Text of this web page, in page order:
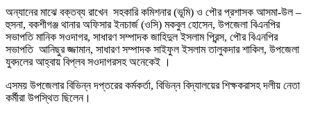
অন্যানের মাঝে বক্তব্য রাখেন সহকারি কমিশনার (ভূমি) ও পৌর প্রশাসক আসমা-উল –
হুসনা, বকশীগঞ্জ থানার অফিসার ইনচার্জ (ওসি) মকবুল হোসেন, উপজেলা বিএনপির
সভাপতি মানিক সওদাগর, সাধারণ সম্পাদক জাহিদুল ইসলাম প্রিন্স, পৌর বিএনপির
সভাপতি আনিছুর জ্জামান, সাধারণ সম্পাদক সাইফুল ইসলাম তালুকদার শাকিল, উপজেলা
যুবদলের আহ্বায় বিপ্লব সওদাগরসহ অনেকেই ।
এসময় উপজেলার বিভিন্ন দপ্তরের কর্মকর্তা, বিভিন্ন বিদ্যালয়ের শিক্ষকরাসহ দলীয় নেতা
কর্মীরা উপস্থিত ছিলেন।